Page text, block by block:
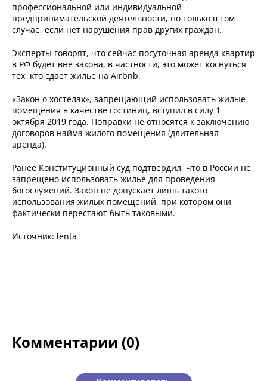
профессиональной или индивидуальной
предпринимательской деятельности, но только в том
случае, если нет нарушения прав других граждан.
Эксперты говорят, что сейчас посуточная аренда квартир
в РФ будет вне закона, в частности, это может коснуться
тех, кто сдает жилье на Airbnb.
«Закон о хостелах», запрещающий использовать жилые
помещения в качестве гостиниц, вступил в силу 1
октября 2019 года. Поправки не относятся к заключению
договоров найма жилого помещения (длительная
аренда).
Ранее Конституционный суд подтвердил, что в России не
запрещено использовать жилье для проведения
богослужений. Закон не допускает лишь такого
использования жилых помещений, при котором они
фактически перестают быть таковыми.
Источник: lenta
Комментарии (0)